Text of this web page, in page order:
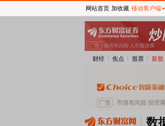
财经 焦点 股票 新股
数
网站首页 加收藏 移动客户端